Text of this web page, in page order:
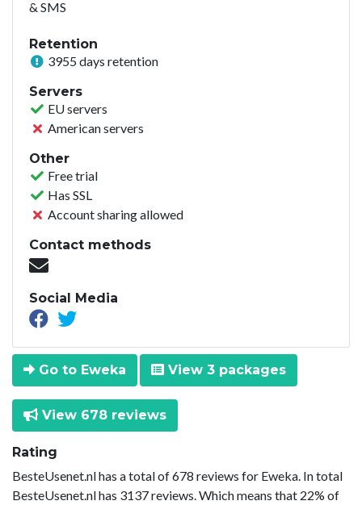
& SMS
Retention
3955 days retention
Servers
EU servers
American servers
Other
Free trial
Has SSL
Account sharing allowed
Contact methods
Social Media
Go to Eweka View 3 packages
View 678 reviews
Rating
BesteUsenet.nl has a total of 678 reviews for Eweka. In total
BesteUsenet.nl has 3137 reviews. Which means that 22% of